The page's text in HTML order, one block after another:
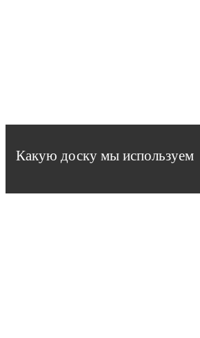
Какую доску мы используем